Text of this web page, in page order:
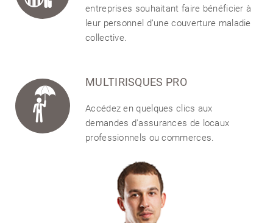
entreprises souhaitant faire bénéficier à
leur personnel d’une couverture maladie
collective.
MULTIRISQUES PRO
Accédez en quelques clics aux
demandes d'assurances de locaux
professionnels ou commerces.